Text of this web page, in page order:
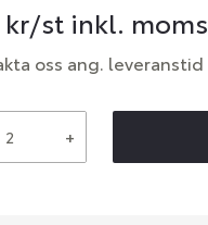
kr/st inkl. moms
oss ang. leveranstid
+